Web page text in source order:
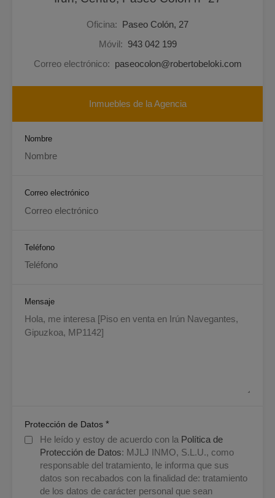
Oficina: Paseo Colón, 27
Móvil: 943 042 199
Correo electrónico: paseocolon@robertobeloki.com
Inmuebles de la Agencia
Nombre
Correo electrónico
Teléfono
Mensaje
Protección de Datos *
He leído y estoy de acuerdo con la Política de
Protección de Datos: MJLJ INMO, S.L.U., como
responsable del tratamiento, le informa que sus
datos son recabados con la finalidad de: tratamiento
de los datos de carácter personal que sean